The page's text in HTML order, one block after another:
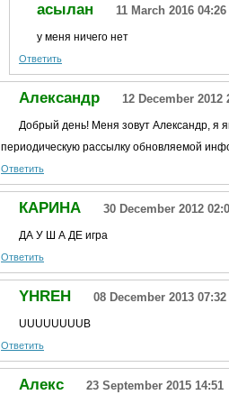
асылан 11 March 2016 04:26
у меня ничего нет
Ответить
Александр 12 December 2012
Добрый день! Меня зовут Александр, я
периодическую рассылку обновляемой
Ответить
КАРИНА 30 December 2012
ДА У Ш А ДЕ игра
Ответить
YHREH 08 December 2013 07:32
UUUUUUUUB
Ответить
Алекс 23 September 2015 14:51